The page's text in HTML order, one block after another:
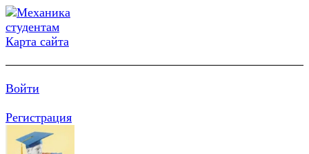
Карта сайта
Войти
Регистрация